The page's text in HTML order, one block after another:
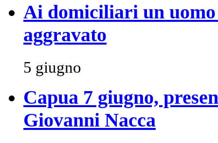
Ai domiciliari un
aggravato
5 giugno
Capua 7 giugno,
Giovanni Nacca